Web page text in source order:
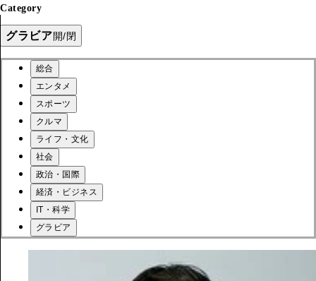
Category
グラビア開/閉
総合
エンタメ
スポーツ
クルマ
ライフ・文化
社会
政治・国際
経済・ビジネス
IT・科学
グラビア